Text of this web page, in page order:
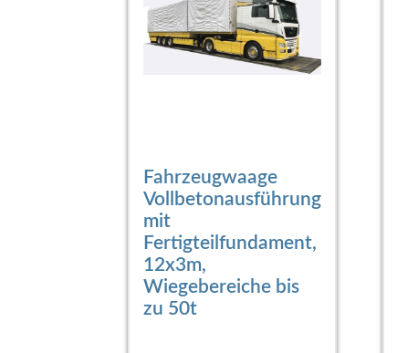
Fahrzeugwaage
Vollbetonausführung
mit
Fertigteilfundament,
12x3m,
Wiegebereiche bis
zu 50t